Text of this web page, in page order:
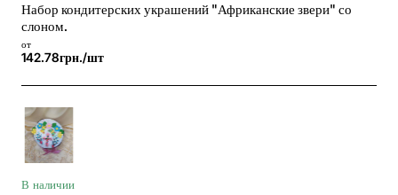
Набор кондитерских украшений "Африканские звери" со
слоном.
от
142.78грн./шт
В наличии